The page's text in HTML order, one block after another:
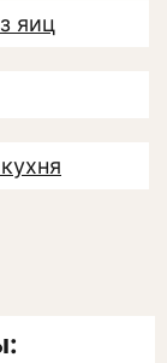
яиц